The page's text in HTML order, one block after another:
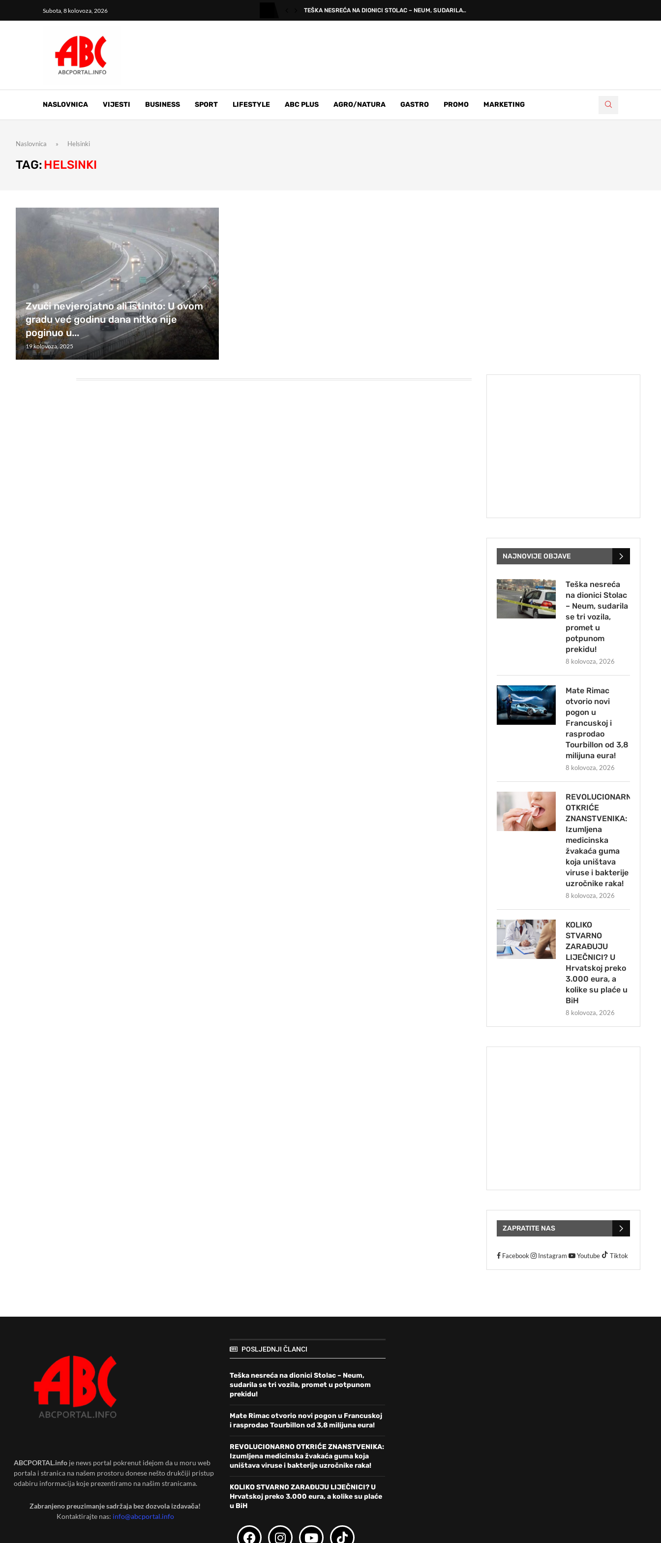
Subota, 8 kolovoza, 2026 TEŠKA NESREĆA NA DIONICI STOLAC – NEUM, SUDARILA...
NASLOVNICA VIJESTI BUSINESS SPORT LIFESTYLE ABC PLUS AGRO/NATURA GASTRO PROMO MARKETING
Naslovnica » Helsinki
TAG: HELSINKI
Zvuči nevjerojatno ali istinito: U ovom
gradu već godinu dana nitko nije
poginuo u...
19 kolovoza, 2025
NAJNOVIJE OBJAVE
Teška nesreća
na dionici Stolac
– Neum, sudarila
se tri vozila,
promet u
potpunom
prekidu!
8 kolovoza, 2026
Mate Rimac
otvorio novi
pogon u
Francuskoj i
rasprodao
Tourbillon od 3,8
milijuna eura!
8 kolovoza, 2026
REVOLUCIONARNO
OTKRIĆE
ZNANSTVENIKA:
Izumljena
medicinska
žvakaća guma
koja uništava
viruse i bakterije
uzročnike raka!
8 kolovoza, 2026
KOLIKO
STVARNO
ZARAĐUJU
LIJEČNICI? U
Hrvatskoj preko
3.000 eura, a
kolike su plaće u
BiH
8 kolovoza, 2026
ZAPRATITE NAS
Facebook Instagram Youtube Tiktok
ABCPORTAL.info je news portal pokrenut idejom da u moru web
portala i stranica na našem prostoru donese nešto drukčiji pristup
odabiru informacija koje prezentiramo na našim stranicama.
Zabranjeno preuzimanje sadržaja bez dozvola izdavača!
Kontaktirajte nas: info@abcportal.info
POSLJEDNJI ČLANCI
Teška nesreća na dionici Stolac – Neum,
sudarila se tri vozila, promet u potpunom
prekidu!
Mate Rimac otvorio novi pogon u Francuskoj
i rasprodao Tourbillon od 3,8 milijuna eura!
REVOLUCIONARNO OTKRIĆE ZNANSTVENIKA:
Izumljena medicinska žvakaća guma koja
uništava viruse i bakterije uzročnike raka!
KOLIKO STVARNO ZARAĐUJU LIJEČNICI? U
Hrvatskoj preko 3.000 eura, a kolike su plaće
u BiH